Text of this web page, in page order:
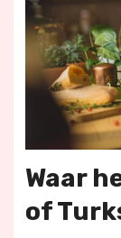
Waar
of